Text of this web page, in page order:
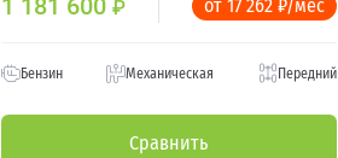
1 181 600₽ от 17 262 ₽/мес
Бензин Механическая Передний
Сравнить